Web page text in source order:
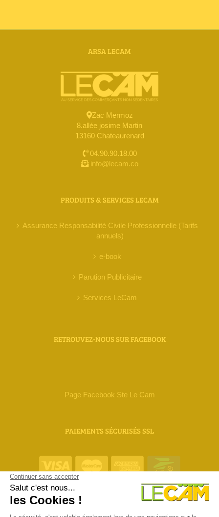
ARSA LECAM
Zac Mermoz
8.allée josime Martin
13160 Chateaurenard
04.90.90.18.00
info@lecam.co
PRODUITS & SERVICES LECAM
Assurance Responsabilité Civile Professionnelle (Tarifs
annuels)
e-book
Parution Publicitaire
Services LeCam
RETROUVEZ-NOUS SUR FACEBOOK
Page Facebook Ste Le Cam
PAIEMENTS SÉCURISÉS SSL